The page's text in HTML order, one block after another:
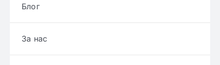
Блог
За нас